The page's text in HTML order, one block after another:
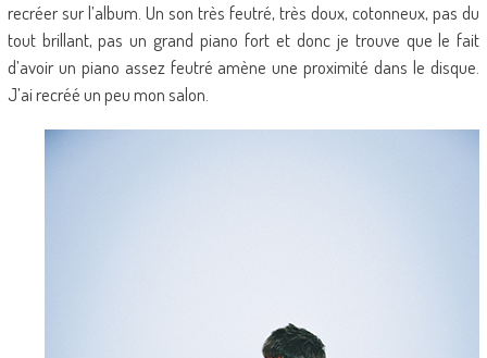
recréer sur l’album. Un son très feutré, très doux, cotonneux, pas du
tout brillant, pas un grand piano fort et donc je trouve que le fait
d’avoir un piano assez feutré amène une proximité dans le disque.
J’ai recréé un peu mon salon.